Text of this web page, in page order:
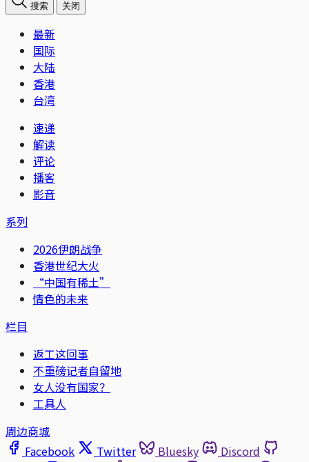
搜索 关闭
最新
国际
大陆
香港
台湾
速递
解读
评论
播客
影音
系列
2026伊朗战争
香港世纪大火
“中国有稀土”
情色的未来
栏目
返工这回事
不重磅记者自留地
女人没有国家？
工具人
周边商城
Facebook
Twitter Bluesky
Discord